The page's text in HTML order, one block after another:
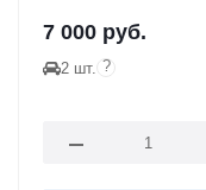
7 000 руб.
2 шт. ?